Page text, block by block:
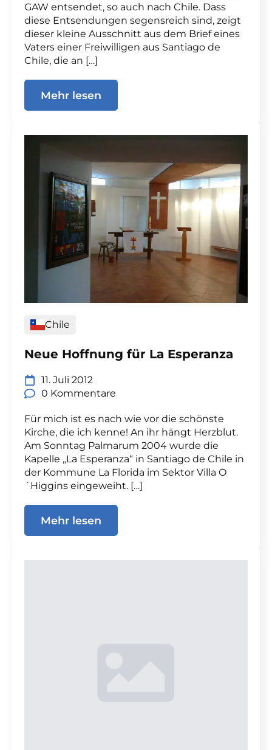
GAW entsendet, so auch nach Chile. Dass
diese Entsendungen segensreich sind, zeigt
dieser kleine Ausschnitt aus dem Brief eines
Vaters einer Freiwilligen aus Santiago de
Chile, die an […]
Mehr lesen
Chile
Neue Hoffnung für La Esperanza
11. Juli 2012
0 Kommentare
Für mich ist es nach wie vor die schönste
Kirche, die ich kenne! An ihr hängt Herzblut.
Am Sonntag Palmarum 2004 wurde die
Kapelle „La Esperanza“ in Santiago de Chile in
der Kommune La Florida im Sektor Villa O
´Higgins eingeweiht. […]
Mehr lesen